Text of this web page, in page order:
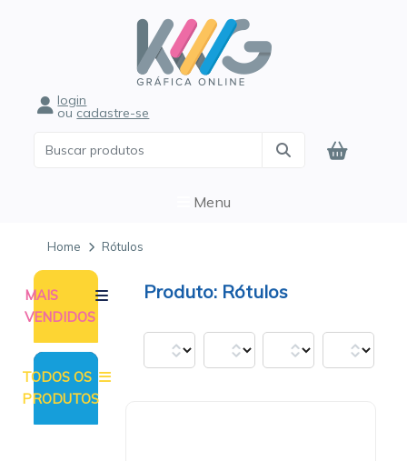
login
oucadastre-se
Menu
Home Rótulos
MAIS
VENDIDOS
Rótulos